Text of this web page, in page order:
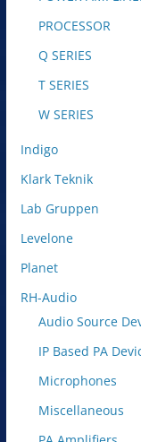
PROCESSOR
Q SERIES
T SERIES
W SERIES
Indigo
Klark Teknik
Lab Gruppen
Levelone
Planet
RH-Audio
Audio Source
IP Based PA
Microphones
Miscellaneous